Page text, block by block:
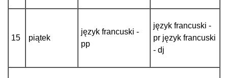
15 piątek
język francuski -
pp
język francuski -
pr język francuski
- dj